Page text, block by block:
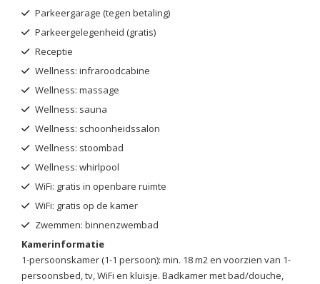
Parkeergarage (tegen betaling)
Parkeergelegenheid (gratis)
Receptie
Wellness: infraroodcabine
Wellness: massage
Wellness: sauna
Wellness: schoonheidssalon
Wellness: stoombad
Wellness: whirlpool
WiFi: gratis in openbare ruimte
WiFi: gratis op de kamer
Zwemmen: binnenzwembad
Kamerinformatie
1-persoonskamer (1-1 persoon): min. 18 m2 en voorzien van 1-
persoonsbed, tv, WiFi en kluisje. Badkamer met bad/douche,